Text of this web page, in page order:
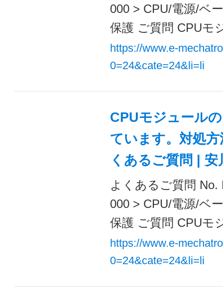
000 > CPU/電源/ベ
保護 ご質問 CPUモ
https://www.e-
0=24&cate=24&li=li
CPUモジュール
ています。対処
くあるご質問 |
よくあるご質問
000 > CPU/電源/ベ
保護 ご質問 CPUモ
https://www.e-
0=24&cate=24&li=li